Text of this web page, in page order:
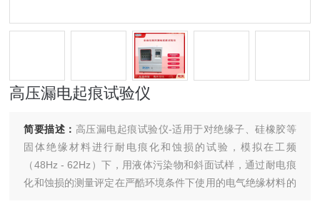
高压漏电起痕试验仪
简要描述： 高压漏电起痕试验仪-适用于对绝缘子、硅橡胶等
固体绝缘材料进行耐电痕化和蚀损的试验，模拟在工频
（48Hz - 62Hz）下，用液体污染物和斜面试样，通过耐电痕
化和蚀损的测量评定在严酷环境条件下使用的电气绝缘材料的